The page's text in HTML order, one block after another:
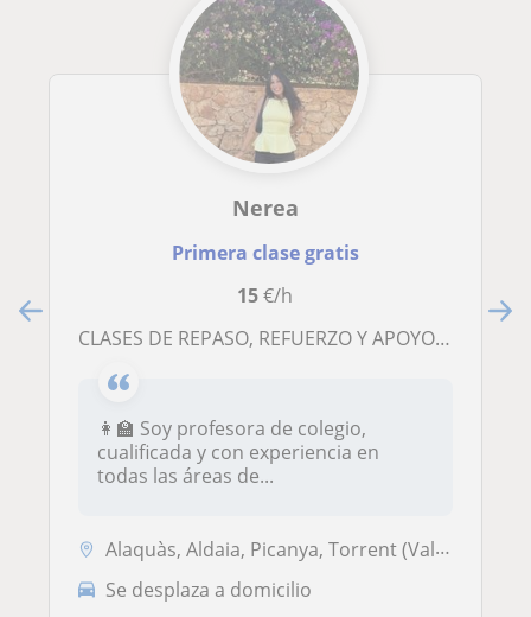
Nerea
Primera clase gratis
15€/h
CLASES DE REPASO, REFUERZO Y APOYO EN ALAQUAS
👩‍🏫 Soy profesora de colegio,
cualificada y con experiencia en
todas las áreas de...
Alaquàs, Aldaia, Picanya, Torrent (Valencia)
Se desplaza a domicilio